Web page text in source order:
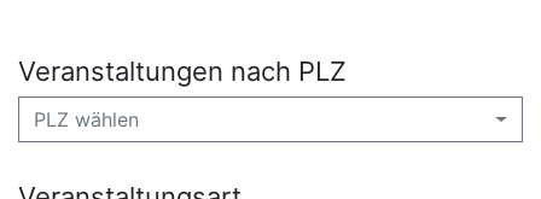
Veranstaltungen nach PLZ
PLZ wählen